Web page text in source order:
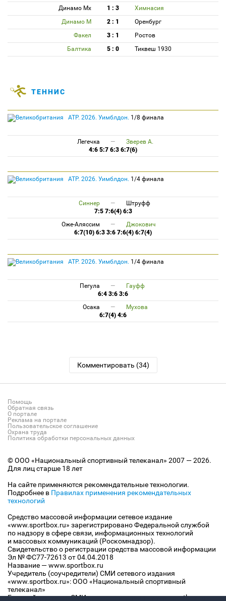
Динамо Мх
1 : 3
Химнасия
Динамо М
2 : 1
Оренбург
Факел
3 : 1
Ростов
Балтика
5 : 0 Тиквеш 1930
ТЕННИС
ATP. 2026. Уимблдон. 1/8 финала
Легечка —
Зверев А.
4:6 5:7 6:3 6:7(6)
ATP. 2026. Уимблдон. 1/4 финала
Синнер —
Штруфф
7:5 7:6(4) 6:3
Оже-Аляссим
—
Джокович
6:7(10) 6:3 3:6 7:6(4) 6:7(4)
ATP. 2026. Уимблдон. 1/4 финала
Пегула —
Гауфф
6:4 3:6 3:6
Осака
—
Мухова
6:7(4) 4:6
Комментировать (34)
Помощь
Обратная связь
О портале
Реклама на портале
Пользовательское соглашение
Охрана труда
Политика обработки персональных данных
© ООО «Национальный спортивный телеканал» 2007 — 2026.
Для лиц старше 18 лет
На сайте применяются рекомендательные технологии.
Подробнее в Правилах применения рекомендательных
технологий
Средство массовой информации сетевое издание
«www.sportbox.ru» зарегистрировано Федеральной службой
по надзору в сфере связи, информационных технологий
и массовых коммуникаций (Роскомнадзор).
Свидетельство о регистрации средства массовой информации
Эл № ФС77-72613 от 04.04.2018
Название — www.sportbox.ru
Учредитель (соучредители) СМИ сетевого издания
«www.sportbox.ru»: ООО «Национальный спортивный
телеканал»
Главный редактор СМИ сетевого издания «www.sportbox.ru»: